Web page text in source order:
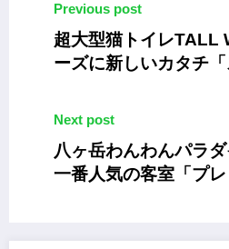
Previous post
超大型猫トイレTALL
ーズに新しいカタチ「
Next post
八ヶ岳わんわんパラ
一番人気の客室「プ